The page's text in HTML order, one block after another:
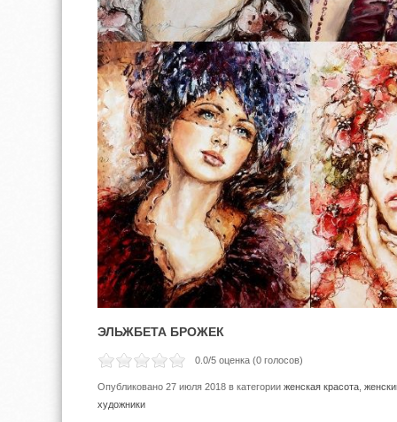
ЭЛЬЖБЕТА БРОЖЕК
0.0/5 оценка (0 голосов)
Опубликовано 27 июля 2018 в категории женская красота
художники